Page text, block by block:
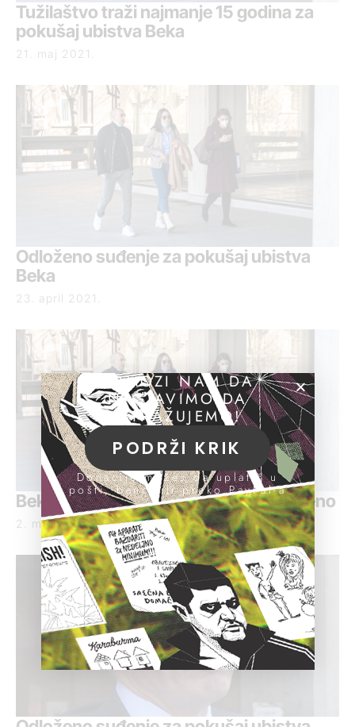
Tužilaštvo traži najmanje 15 godina za
pokušaj ubistva Beka
21. maj 2021.
Odloženo suđenje za pokušaj ubistva
Beka
23. april 2021.
Beko nije došao u sud, suđenje odloženo
2. mart 2021.
POMOZI NAM DA
NASTAVIMO DA
ISTRAŽUJEMO!
PODRŽI KRIK
Donacije možeš da uplatiš u
pošti, banci ili preko PayPal-a